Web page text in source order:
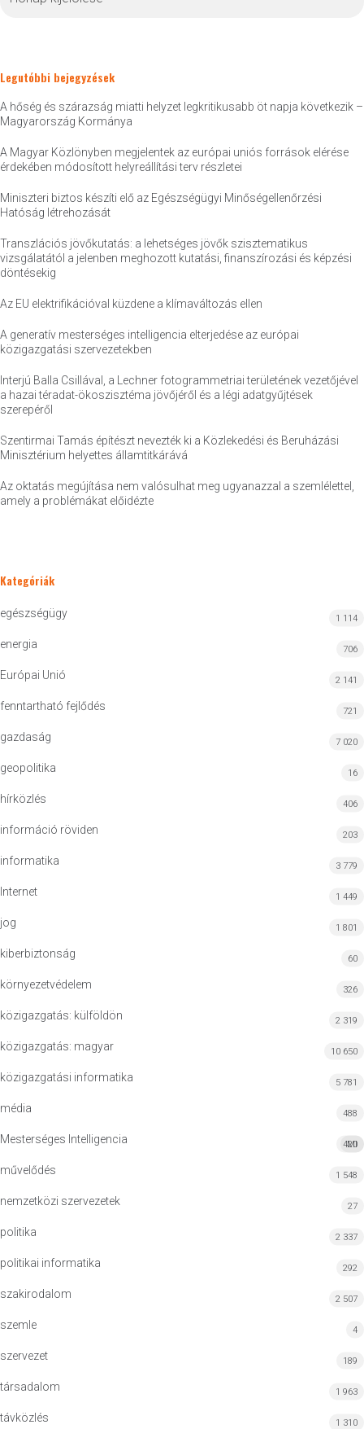
Legutóbbi bejegyzések
A hőség és szárazság miatti helyzet legkritikusabb öt napja következik –
Magyarország Kormánya
A Magyar Közlönyben megjelentek az európai uniós források elérése
érdekében módosított helyreállítási terv részletei
Miniszteri biztos készíti elő az Egészségügyi Minőségellenőrzési
Hatóság létrehozását
Transzlációs jövőkutatás: a lehetséges jövők szisztematikus
vizsgálatától a jelenben meghozott kutatási, finanszírozási és képzési
döntésekig
Az EU elektrifikációval küzdene a klímaváltozás ellen
A generatív mesterséges intelligencia elterjedése az európai
közigazgatási szervezetekben
Interjú Balla Csillával, a Lechner fotogrammetriai területének vezetőjével
a hazai téradat-ökoszisztéma jövőjéről és a légi adatgyűjtések
szerepéről
Szentirmai Tamás építészt nevezték ki a Közlekedési és Beruházási
Minisztérium helyettes államtitkárává
Az oktatás megújítása nem valósulhat meg ugyanazzal a szemlélettel,
amely a problémákat előidézte
Kategóriák
egészségügy 1 114
energia 706
Európai Unió 2 141
fenntartható fejlődés 721
gazdaság 7 020
geopolitika 16
hírközlés 406
információ röviden 203
informatika 3 779
Internet 1 449
jog 1 801
kiberbiztonság 60
környezetvédelem 326
közigazgatás: külföldön 2 319
közigazgatás: magyar 10 650
közigazgatási informatika 5 781
média 488
Mesterséges Intelligencia MI
420
művelődés 1 548
nemzetközi szervezetek 27
politika 2 337
politikai informatika 292
szakirodalom 2 507
szemle 4
szervezet 189
társadalom 1 963
távközlés 1 310